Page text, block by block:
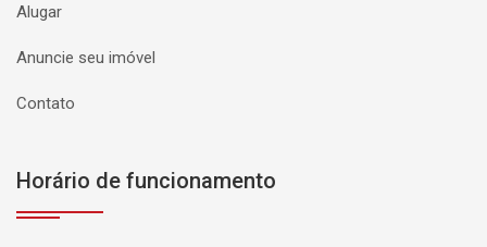
Alugar
Anuncie seu imóvel
Contato
Horário de funcionamento